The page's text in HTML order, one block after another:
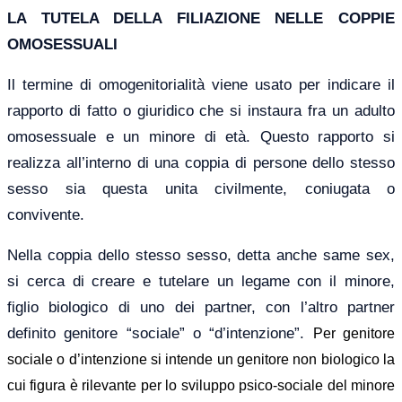
LA TUTELA DELLA FILIAZIONE NELLE COPPIE
OMOSESSUALI
Il termine di omogenitorialità viene usato per indicare il
rapporto di fatto o giuridico che si instaura fra un adulto
omosessuale e un minore di età. Questo rapporto si
realizza all’interno di una coppia di persone dello stesso
sesso sia questa unita civilmente, coniugata o
convivente.
Nella coppia dello stesso sesso, detta anche same sex,
si cerca di creare e tutelare un legame con il minore,
figlio biologico di uno dei partner, con l’altro partner
definito genitore “sociale” o “d’intenzione”.
Per genitore
sociale o d’intenzione si intende un genitore non biologico la
cui figura è rilevante per lo sviluppo psico-sociale del minore